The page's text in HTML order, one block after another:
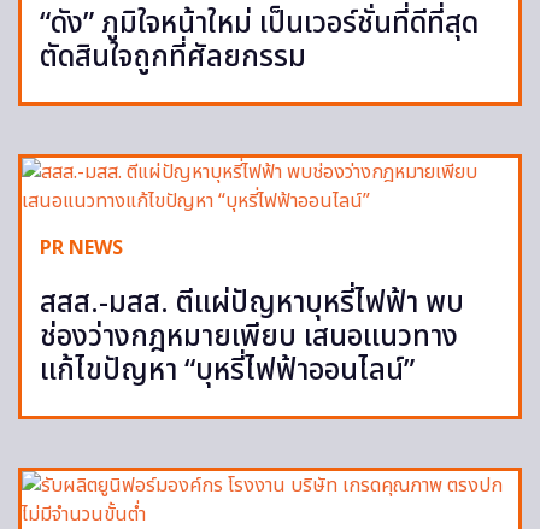
“ดัง” ภูมิใจหน้าใหม่ เป็นเวอร์ชั่นที่ดีที่สุด
ตัดสินใจถูกที่ศัลยกรรม
PR NEWS
สสส.-มสส. ตีแผ่ปัญหาบุหรี่ไฟฟ้า พบ
ช่องว่างกฎหมายเพียบ เสนอแนวทาง
แก้ไขปัญหา “บุหรี่ไฟฟ้าออนไลน์”